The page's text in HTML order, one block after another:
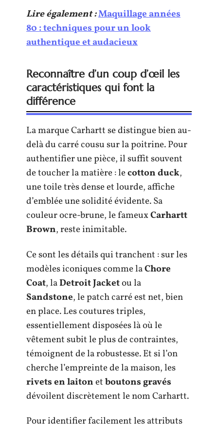
Lire également :Maquillage années
80 : techniques pour un look
authentique et audacieux
Reconnaître d’un coup d’œil les
caractéristiques qui font la
différence
La marque Carhartt se distingue bien au-
delà du carré cousu sur la poitrine. Pour
authentifier une pièce, il suffit souvent
de toucher la matière : lecotton duck,
une toile très dense et lourde, affiche
d’emblée une solidité évidente. Sa
couleur ocre-brune, le fameuxCarhartt
Brown, reste inimitable.
Ce sont les détails qui tranchent : sur les
modèles iconiques comme laChore
Coat, laDetroit Jacketou la
Sandstone, le patch carré est net, bien
en place. Les coutures triples,
essentiellement disposées là où le
vêtement subit le plus de contraintes,
témoignent de la robustesse. Et si l’on
cherche l’empreinte de la maison, les
rivets en laitonetboutons gravés
dévoilent discrètement le nom Carhartt.
Pour identifier facilement les attributs